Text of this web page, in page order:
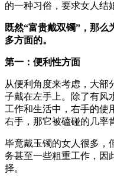
的一种习俗，要求女人结
既然“富贵戴双镯”，那么
多方面的。
第一：便利性方面
从便利角度来考虑，大部
子戴在左手上。除了有风
工作和生活中，右手的使
右手，那它被磕碰的几率
毕竟戴玉镯的女人很多，
务甚至一些粗重工作，因
择。